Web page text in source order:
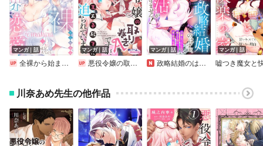
マンガ｜話
全裸から始まる異世界恋愛！ 愛されるほど、服が増えていく…【単話】
マンガ｜話
悪役令嬢の取り巻きAですが、王太子殿下に迫られています。
マンガ｜話
政略結婚のはずが、推し活が止まりません！～冷徹（なフリした）魔王子様に愛（物理）を捧ぐ～
マンガ｜話
川奈あめ先生の他作品